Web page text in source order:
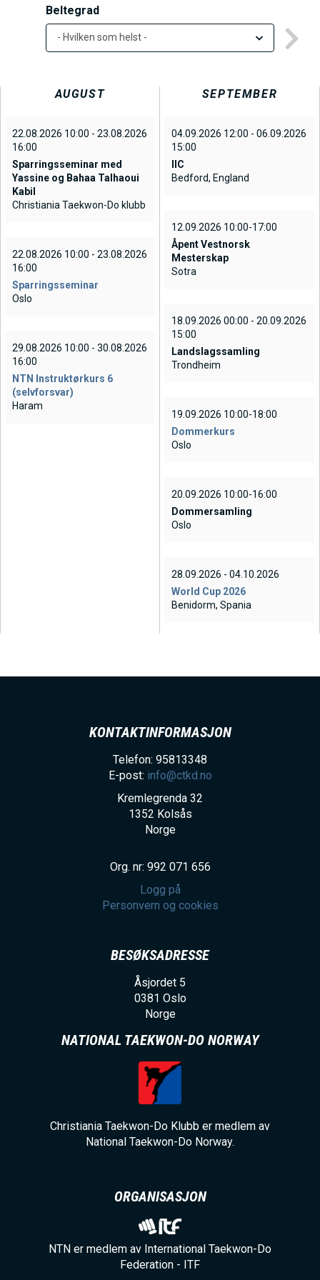
Beltegrad
- Hvilken som helst -
AUGUST
22.08.2026 10:00 - 23.08.2026
16:00
Sparringsseminar med
Yassine og Bahaa Talhaoui
Kabil
Christiania Taekwon-Do klubb
22.08.2026 10:00 - 23.08.2026
16:00
Sparringsseminar
Oslo
29.08.2026 10:00 - 30.08.2026
16:00
NTN Instruktørkurs 6
(selvforsvar)
Haram
SEPTEMBER
04.09.2026 12:00 - 06.09.2026
15:00
IIC
Bedford, England
12.09.2026 10:00-17:00
Åpent Vestnorsk
Mesterskap
Sotra
18.09.2026 00:00 - 20.09.2026
15:00
Landslagssamling
Trondheim
19.09.2026 10:00-18:00
Dommerkurs
Oslo
20.09.2026 10:00-16:00
Dommersamling
Oslo
28.09.2026 - 04.10.2026
World Cup 2026
Benidorm, Spania
KONTAKTINFORMASJON
Telefon: 95813348
E-post: info@ctkd.no
Kremlegrenda 32
1352 Kolsås
Norge
Org. nr: 992 071 656
Logg på
Personvern og cookies
BESØKSADRESSE
Åsjordet 5
0381 Oslo
Norge
NATIONAL TAEKWON-DO NORWAY
Christiania Taekwon-Do Klubb er medlem av
National Taekwon-Do Norway.
ORGANISASJON
NTN er medlem av International Taekwon-Do
Federation - ITF